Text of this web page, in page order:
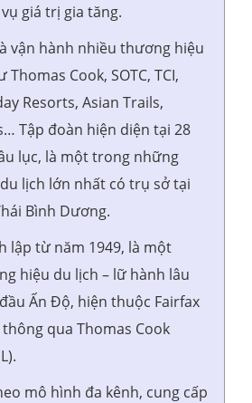
giá trị gia tăng.
vận hành nhiều thương hiệu
Thomas Cook, SOTC, TCI,
Resorts, Asian Trails,
Tập đoàn hiện diện tại 28
lục, là một trong những
lịch lớn nhất có trụ sở tại
Bình Dương.
lập từ năm 1949, là một
hiệu du lịch – lữ hành lâu
Ấn Độ, hiện thuộc Fairfax
qua Thomas Cook
mô hình đa kênh, cung cấp